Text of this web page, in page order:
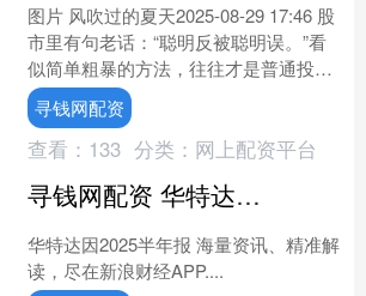
图片 风吹过的夏天2025-08-29 17:46 股
市里有句老话：“聪明反被聪明误。”看
似简单粗暴的方法，往往才是普通投资
者的安全护身符。那些高大上的分析、
繁....
寻钱网配资
查看： 133 分类： 网上配资平台
寻钱网配资 华特达因2025半年报
华特达因2025半年报 海量资讯、精准解
读，尽在新浪财经APP....